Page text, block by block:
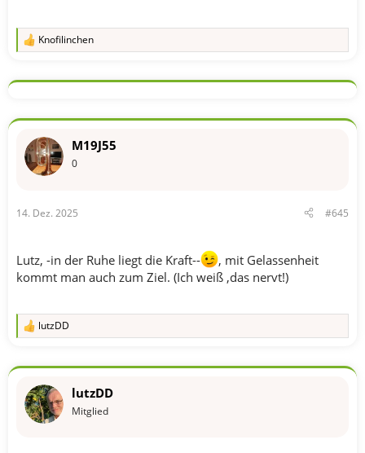
R
k
o
e
n
Knofilinchen
M19J55
0
14. Dez. 2025 #645
Lutz, -in der Ruhe liegt die Kraft--
, mit Gelassenheit
kommt man auch zum Ziel. (Ich weiß ,das nervt!)
R
k
o
lutzDD
lutzDD
Mitglied